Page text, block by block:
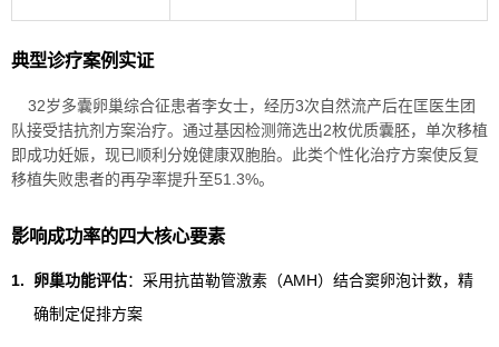
典型诊疗案例实证
32岁多囊卵巢综合征患者李女士，经历3次自然流产后在匡医生团
队接受拮抗剂方案治疗。通过基因检测筛选出2枚优质囊胚，单次移植
即成功妊娠，现已顺利分娩健康双胞胎。此类个性化治疗方案使反复
移植失败患者的再孕率提升至51.3%。
影响成功率的四大核心要素
1. 卵巢功能评估：采用抗苗勒管激素（AMH）结合窦卵泡计数，精
确制定促排方案